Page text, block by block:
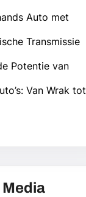
Auto met
Transmissie
Potentie van
Van Wrak tot